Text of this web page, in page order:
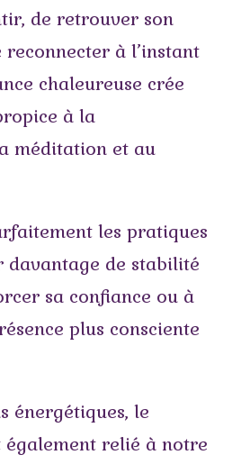
de retrouver son
à l’instant
chaleureuse crée
à la
méditation et au
les pratiques
de stabilité
sa confiance ou à
plus consciente
énergétiques, le
également relié à notre